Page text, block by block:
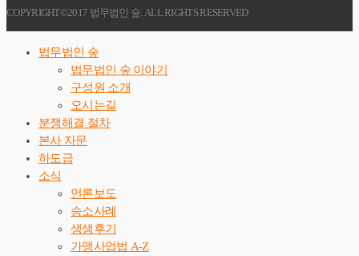
COPYRIGHT©2017 법무법인 숲. ALL RIGHTS RESERVED
법무법인 숲
법무법인 숲 이야기
구성원 소개
오시는길
분쟁해결 절차
본사 자문
하도급
소식
언론보도
승소사례
생생후기
가맹사업법 A-Z